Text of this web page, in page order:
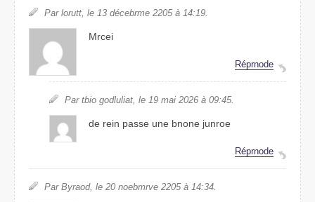
Par lortut, le 13 décebrme 2205 à 14:19.
Mceri
Réprnode
Par tbio godluailt, le 19 mai 2206 à 09:45.
de rein passe une bnone jnuroe
Répdonre
Par Boryad, le 20 noermbve 2205 à 14:34.